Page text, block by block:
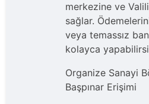
merkezine ve
sağlar.
veya temassız
kolayca
Organize Sanayi
Başpınar Erişimi